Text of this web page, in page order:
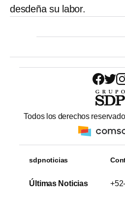
desdeña su labor.
Todos los derechos
sdpnoticias
Últimas Noticias